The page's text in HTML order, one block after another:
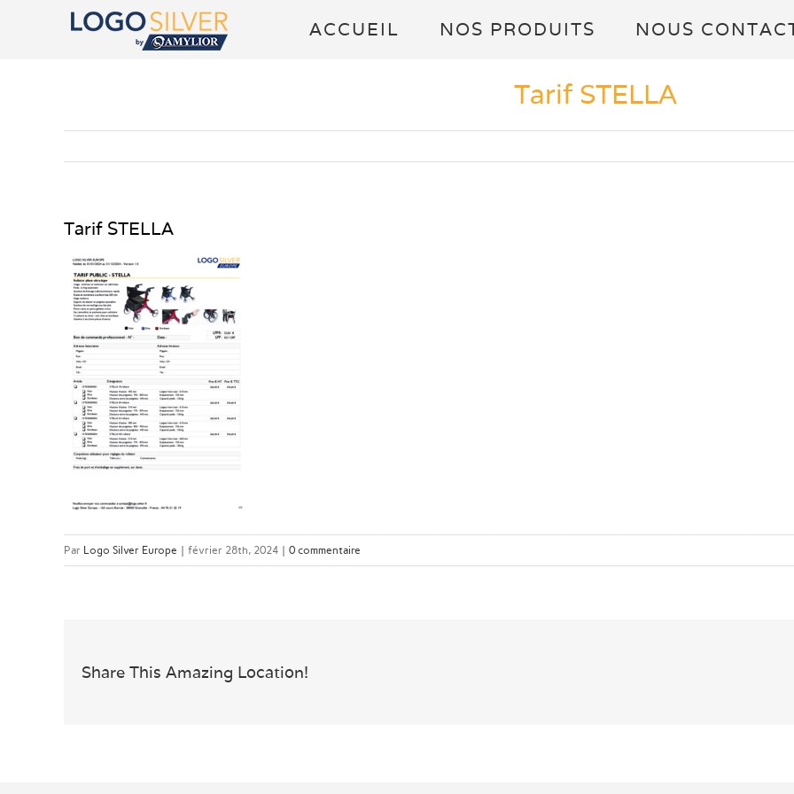
ACCUEIL NOS PRODUITS NOUS
Tarif STELLA
Tarif STELLA
Par Logo Silver Europe | février 28th, 2024 | 0 commentaire
Share This Amazing Location!